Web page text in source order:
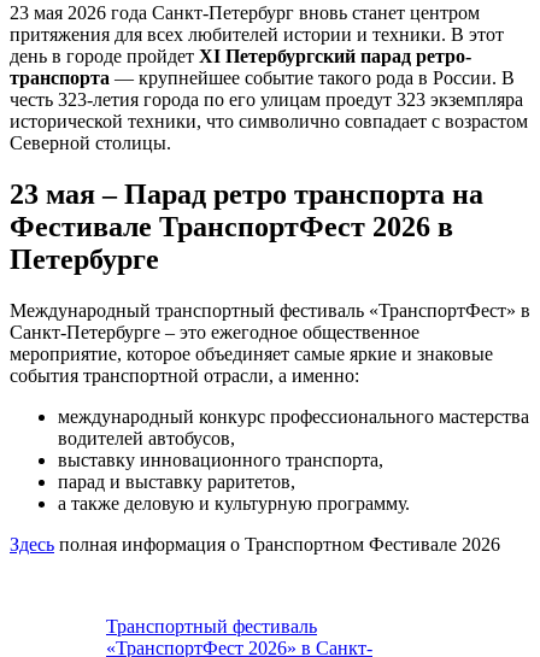
23 мая 2026 года Санкт-Петербург вновь станет центром
притяжения для всех любителей истории и техники. В этот
день в городе пройдет XI Петербургский парад ретро-
транспорта — крупнейшее событие такого рода в России. В
честь 323-летия города по его улицам проедут 323 экземпляра
исторической техники, что символично совпадает с возрастом
Северной столицы.
23 мая – Парад ретро транспорта на
Фестивале ТранспортФест 2026 в
Петербурге
Международный транспортный фестиваль «ТранспортФест» в
Санкт-Петербурге – это ежегодное общественное
мероприятие, которое объединяет самые яркие и знаковые
события транспортной отрасли, а именно:
международный конкурс профессионального мастерства
водителей автобусов,
выставку инновационного транспорта,
парад и выставку раритетов,
а также деловую и культурную программу.
Здесь полная информация о Транспортном Фестивале 2026
Транспортный фестиваль
«ТранспортФест 2026» в Санкт-